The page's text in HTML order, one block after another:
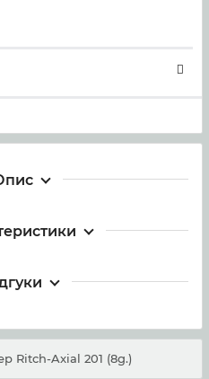
Ritch-Axial 201 (8g.)